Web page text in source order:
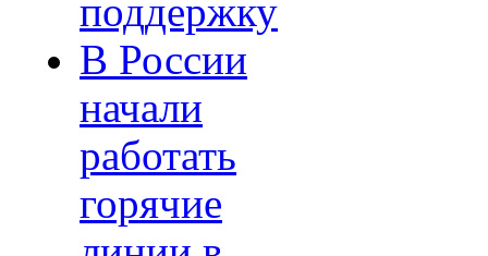
поддержку
В России
начали
работать
горячие